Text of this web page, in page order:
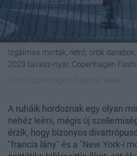
Izgalmas minták, retró, örök
2023 tavasz-nyár, Copenhagen
A ruháik hordoznak egy olyan
nehéz leírni, mégis új
érzik, hogy bizonyos
"francia lány" és a "New York-i